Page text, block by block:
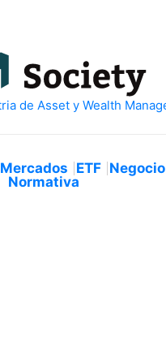
Mercados ETF Negocio
Normativa